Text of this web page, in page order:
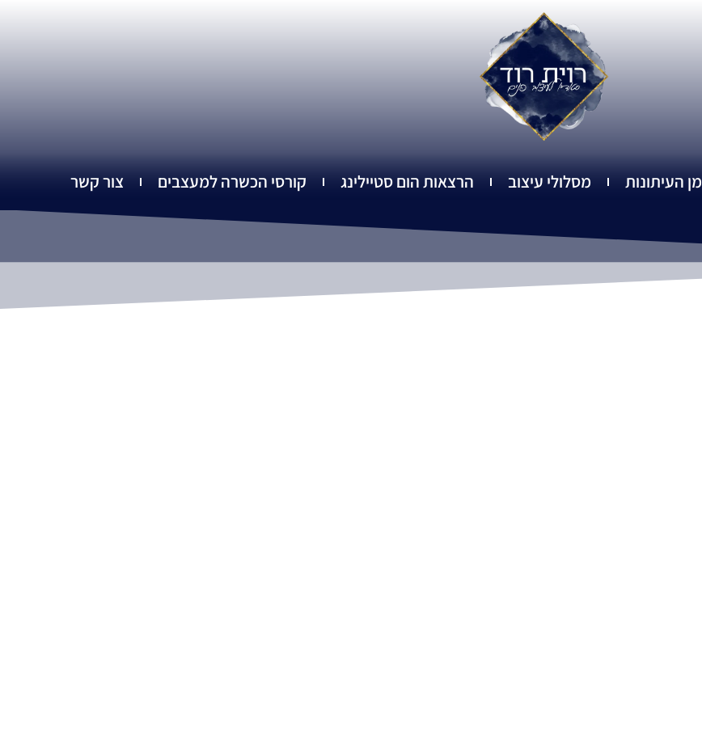
מן העיתונות מסלולי עיצוב הרצאות הום סטיילינג קורסי הכשרה למעצבים צור קשר